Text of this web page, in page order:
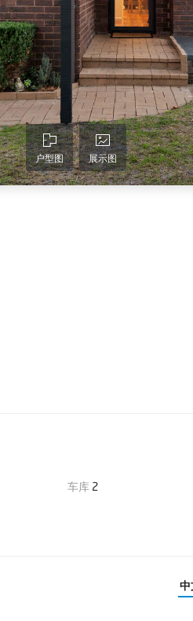
户型图 展示图
车库 2
中